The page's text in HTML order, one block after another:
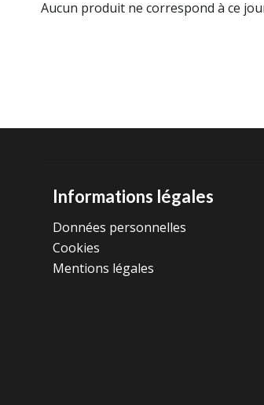
Aucun produit ne correspond à ce
Informations légales
Données personnelles
Cookies
Mentions légales